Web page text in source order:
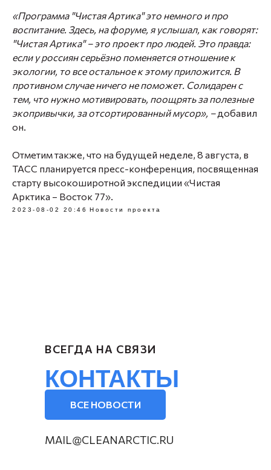
«Программа "Чистая Артика" это немного и про
воспитание. Здесь, на форуме, я услышал, как говорят:
"Чистая Артика" – это проект про людей. Это правда:
если у россиян серьёзно поменяется отношение к
экологии, то все остальное к этому приложится. В
противном случае ничего не поможет. Солидарен с
тем, что нужно мотивировать, поощрять за полезные
экопривычки, за отсортированный мусор», –добавил
он.
Отметим также, что на будущей неделе, 8 августа, в
ТАСС планируется пресс-конференция, посвященная
старту высокоширотной экспедиции «Чистая
Арктика – Восток 77».
2023-08-02 20:46 Новости проекта
ВСЕ НОВОСТИ
КОНТАКТЫ
ВСЕГДА НА СВЯЗИ
MAIL@CLEANARCTIC.RU